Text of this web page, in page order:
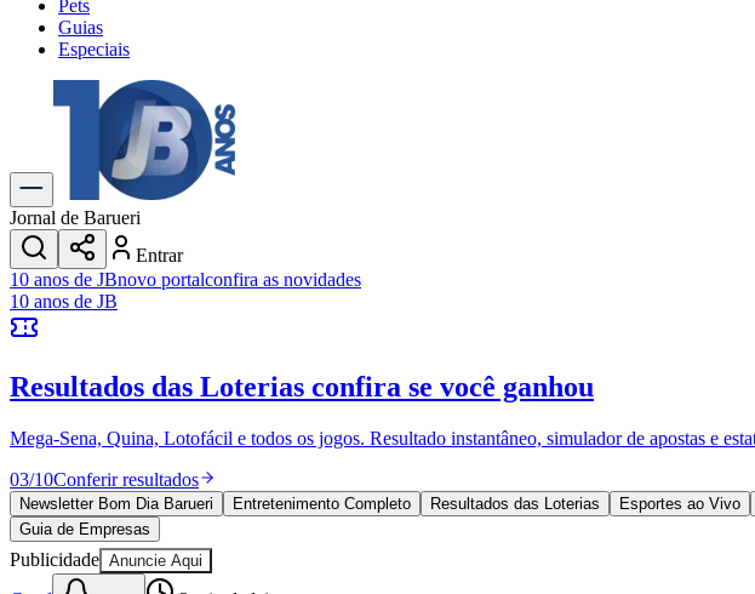
Pets
Guias
Especiais
Explore Tudo
Últimas Notícias
Previsão do Tempo
Trânsito e Rotas
Dia a Dia & Lazer
Transportes
Gastronomia
Cinema & Shows
JogosNovo
Anuncie no Portal
Cadastrar Empresa
Divulgar Vagas Novo
Publicidade Legal
Política
Eleições
Esportes
Saúde
Segurança
Jornal de Barueri
Entrar
10 anos de JBnovo portalconfira as novidades
10 anos de JB
Resultados das Loterias confira se você ganhou
Mega-Sena, Quina, Lotofácil e todos os jogos. Resultado instantâneo, simulador de apostas e
03/10Conferir resultados
Newsletter Bom Dia Barueri Entretenimento Completo Resultados das Loterias Esportes ao Vivo
Guia de Empresas
Publicidade Anuncie Aqui